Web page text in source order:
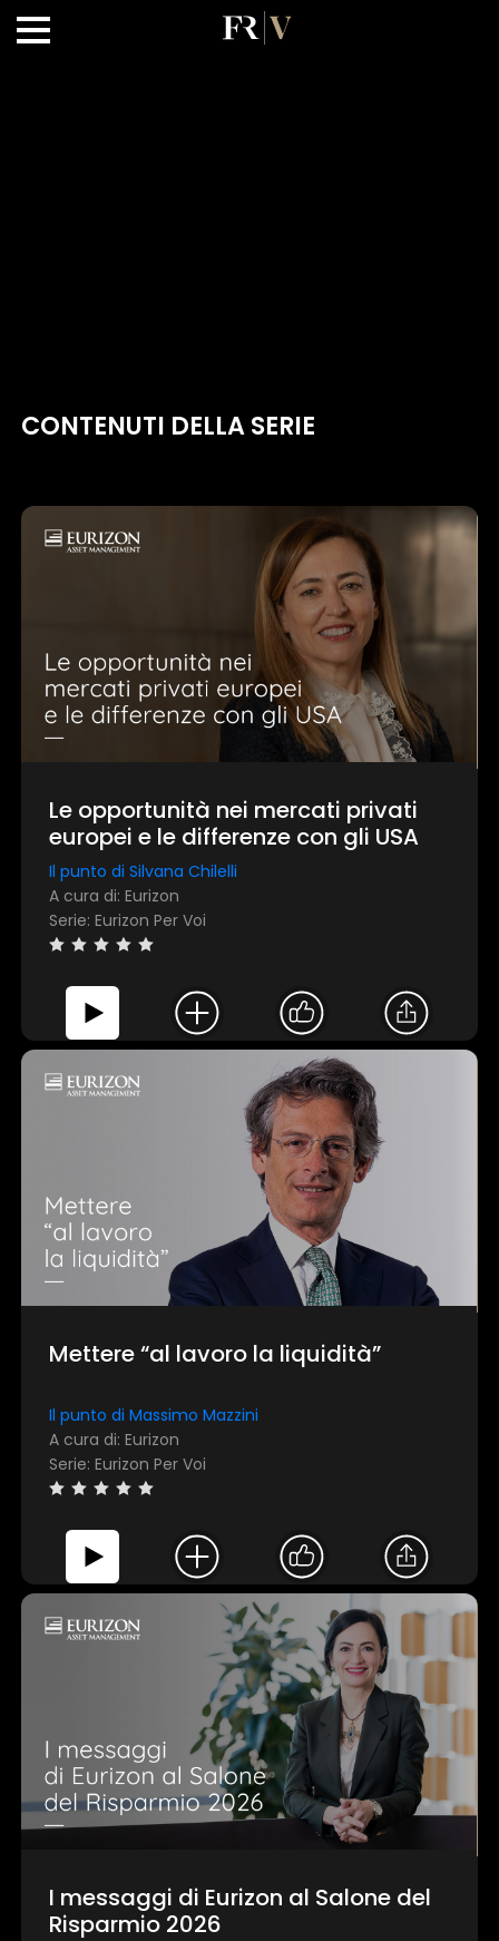
CONTENUTI DELLA SERIE
Le opportunità nei mercati privati
europei e le differenze con gli USA
Il punto di Silvana Chilelli
A cura di: Eurizon
Serie: Eurizon Per Voi
Mettere “al lavoro la liquidità”
Il punto di Massimo Mazzini
A cura di: Eurizon
Serie: Eurizon Per Voi
I messaggi di Eurizon al Salone del
Risparmio 2026